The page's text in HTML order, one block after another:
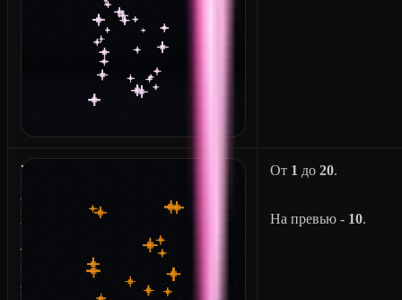
W
X
O
N
От 1 до20.
На превью - 10.